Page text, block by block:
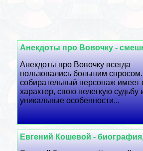
Анекдоты про Вовочку -
Анекдоты про Вовочку всегда
пользовались большим
собирательный персонаж имеет
хаpaктер, свою нелегкую судьбу
уникальные особенности...
Евгений Кошевой -